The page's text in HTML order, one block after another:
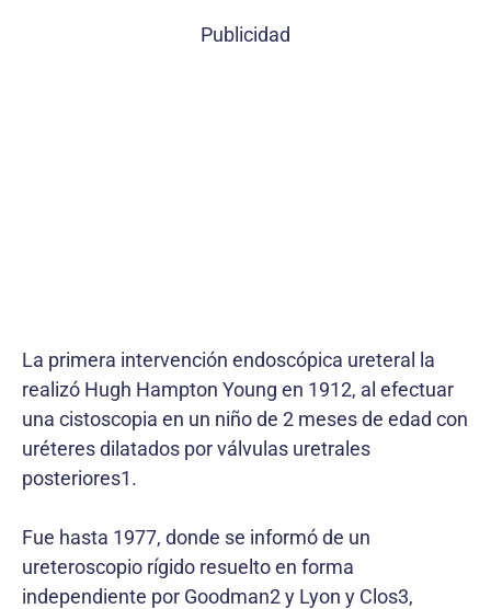
Publicidad
La primera intervención endoscópica ureteral la
realizó Hugh Hampton Young en 1912, al efectuar
una cistoscopia en un niño de 2 meses de edad con
uréteres dilatados por válvulas uretrales
posteriores1.
Fue hasta 1977, donde se informó de un
ureteroscopio rígido resuelto en forma
independiente por Goodman2 y Lyon y Clos3,